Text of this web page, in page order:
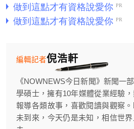
倪浩軒
編輯記者
《NOWNEWS今日新聞》新聞一
學碩士，擁有10年媒體從業經驗
報導各類故事，喜歡閱讀與觀察
未到來，今天仍是未知，相信世